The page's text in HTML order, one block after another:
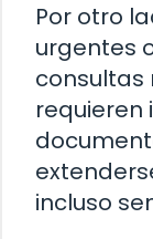
Por otro
urgentes
consultas
requieren
incluso